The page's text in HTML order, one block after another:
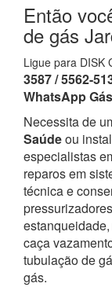
Então
de gás
Ligue para DISK
3587 / 5562-
WhatsApp Gás
Necessita de
Saúdeou
especialistas
reparos em
técnica e
caça
tubulação de
gás.